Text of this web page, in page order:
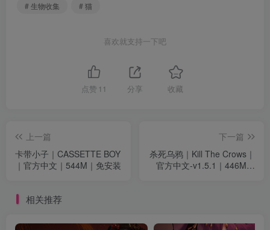
# 生物收集
# 猫
喜欢就支持一下吧
点赞 11 分享 收藏
上一篇
卡带小子｜CASSETTE BOY
｜官方中文｜544M｜免安装
下一篇
杀死乌鸦｜Kill The Crows｜
官方中文-v1.5.1｜446M｜
相关推荐